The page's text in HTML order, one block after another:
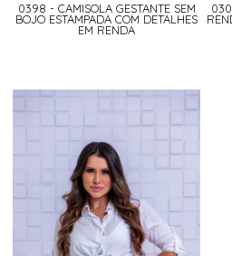
0398 - CAMISOLA GESTANTE SEM
BOJO ESTAMPADA COM DETALHES
EM RENDA